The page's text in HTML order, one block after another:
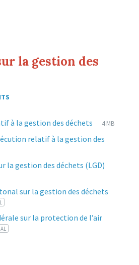
la gestion des
à la gestion des déchets
File
pdf
File
4 MB
relatif à la gestion des
la gestion des déchets (LGD)
sur la gestion des déchets
sur la protection de l’air